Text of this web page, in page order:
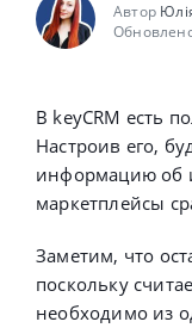
Автор
В keyCRM есть
Настроив его,
информацию об
маркетплейсы
Заметим, что
поскольку
необходимо из